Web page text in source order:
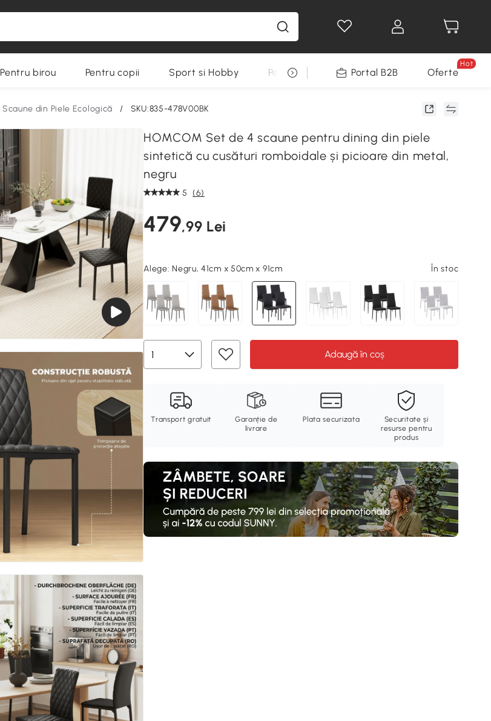
Pentru birou Pentru copii Sport si Hobby Pentru animale Decoratiuni Sarbatori
Portal B2B Oferte
Hot
Scaune din Piele Ecologică / SKU:835-478V00BK
HOMCOM Set de 4 scaune pentru dining din piele
sintetică cu cusături romboidale și picioare din metal,
negru
5 (6)
479,99 Lei
Alege:Negru, 41cm x 50cm x 91cm În stoc
Adaugă în coș
Transport gratuit
Garanție de
livrare
Plata securizata
Securitate și
resurse pentru
produs